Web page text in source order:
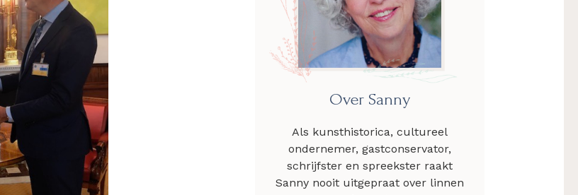
Over Sanny
Als kunsthistorica, cultureel
ondernemer, gastconservator,
schrijfster en spreekster raakt
Sanny nooit uitgepraat over linnen